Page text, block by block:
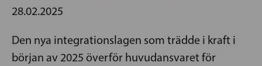
28.02.2025
Den nya integrationslagen som trädde i kraft i
början av 2025 överför huvudansvaret för